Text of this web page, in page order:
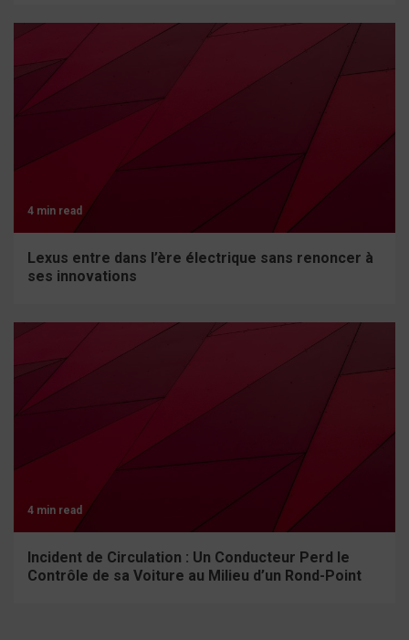
4 min read
Lexus entre dans l’ère électrique sans renoncer à
ses innovations
4 min read
Incident de Circulation : Un Conducteur Perd le
Contrôle de sa Voiture au Milieu d’un Rond-Point